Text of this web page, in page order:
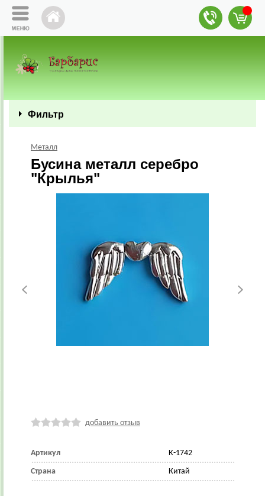
Фильтр
Металл
Бусина металл серебро
"Крылья"
добавить отзыв
Артикул К-1742
Страна Китай